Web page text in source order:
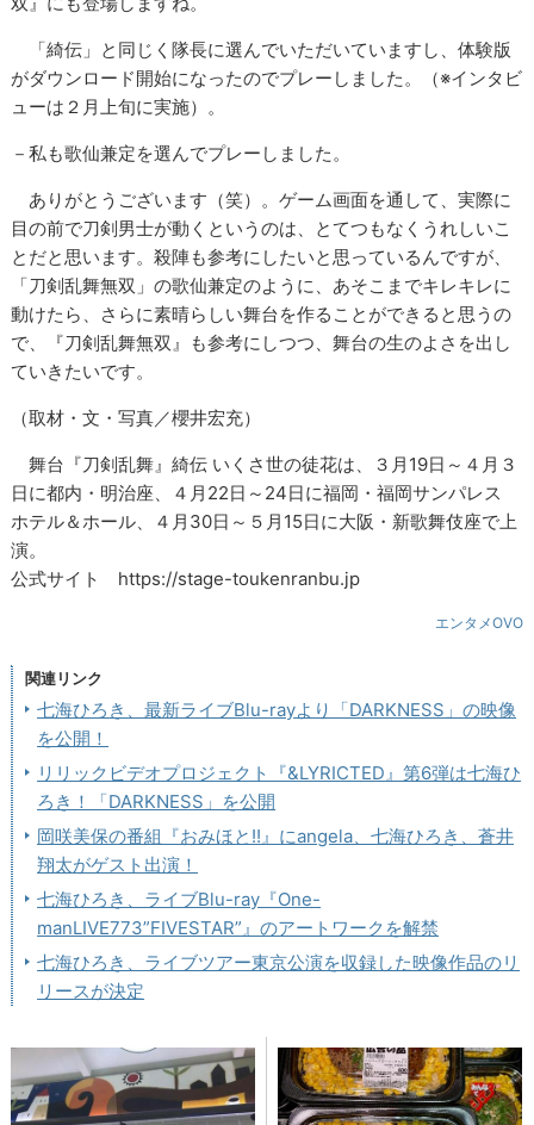
「綺伝」と同じく隊長に選んでいただいていますし、体験版
がダウンロード開始になったのでプレーしました。（※インタビ
ューは２月上旬に実施）。
－私も歌仙兼定を選んでプレーしました。
ありがとうございます（笑）。ゲーム画面を通して、実際に
目の前で刀剣男士が動くというのは、とてつもなくうれしいこ
とだと思います。殺陣も参考にしたいと思っているんですが、
「刀剣乱舞無双」の歌仙兼定のように、あそこまでキレキレに
動けたら、さらに素晴らしい舞台を作ることができると思うの
で、『刀剣乱舞無双』も参考にしつつ、舞台の生のよさを出し
ていきたいです。
（取材・文・写真／櫻井宏充）
舞台『刀剣乱舞』綺伝 いくさ世の徒花は、３月19日～４月３
日に都内・明治座、４月22日～24日に福岡・福岡サンパレス
ホテル＆ホール、４月30日～５月15日に大阪・新歌舞伎座で上
演。
公式サイト https://stage-toukenranbu.jp
エンタメOVO
関連リンク
七海ひろき、最新ライブBlu-rayより「DARKNESS」の映像
を公開！
リリックビデオプロジェクト『&LYRICTED』第6弾は七海ひ
ろき！「DARKNESS」を公開
岡咲美保の番組『おみほと!!』にangela、七海ひろき、蒼井
翔太がゲスト出演！
七海ひろき、ライブBlu-ray『One-
manLIVE773”FIVESTAR”』のアートワークを解禁
七海ひろき、ライブツアー東京公演を収録した映像作品のリ
リースが決定